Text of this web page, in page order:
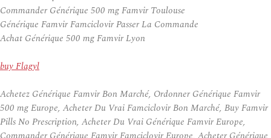
Commander Générique 500 mg Famvir Toulouse
Générique Famvir Famciclovir Passer La Commande
Achat Générique 500 mg Famvir Lyon
buy Flagyl
Achetez Générique Famvir Bon Marché, Ordonner Générique Famvir
500 mg Europe, Acheter Du Vrai Famciclovir Bon Marché, Buy Famvir
Pills No Prescription, Acheter Du Vrai Générique Famvir Europe,